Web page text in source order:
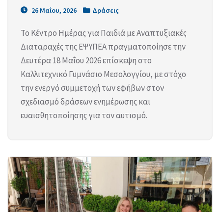
26 Μαΐου, 2026 Δράσεις
Το Κέντρο Ημέρας για Παιδιά με Αναπτυξιακές
Διαταραχές της ΕΨΥΠΕΑ πραγματοποίησε την
Δευτέρα 18 Μαΐου 2026 επίσκεψη στο
Καλλιτεχνικό Γυμνάσιο Μεσολογγίου, με στόχο
την ενεργό συμμετοχή των εφήβων στον
σχεδιασμό δράσεων ενημέρωσης και
ευαισθητοποίησης για τον αυτισμό.